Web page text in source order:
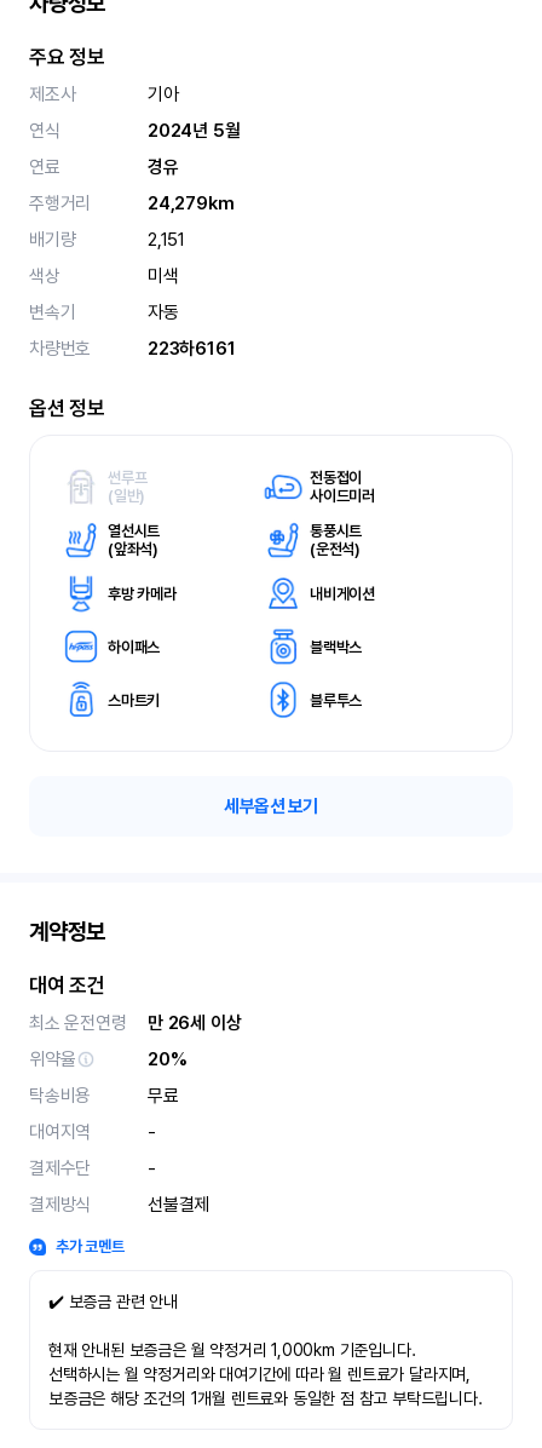
주요 정보
제조사
기아
연식
2024년 5월
연료
경유
주행거리
24,279km
배기량
2,151
색상
미색
변속기
자동
차량번호
223하6161
옵션 정보
썬루프
(일반)
전동접이
사이드미러
열선시트
(앞좌석)
통풍시트
(운전석)
후방 카메라 내비게이션
하이패스 블랙박스
스마트키 블루투스
세부옵션 보기
계약정보
대여 조건
최소 운전연령
만 26세 이상
위약율
20%
탁송비용
무료
대여지역
-
결제수단
-
결제방식
선불결제
추가 코멘트
✔️ 보증금 관련 안내
현재 안내된 보증금은 월 약정거리 1,000km 기준입니다.
선택하시는 월 약정거리와 대여기간에 따라 월 렌트료가 달라지며,
보증금은 해당 조건의 1개월 렌트료와 동일한 점 참고 부탁드립니다.